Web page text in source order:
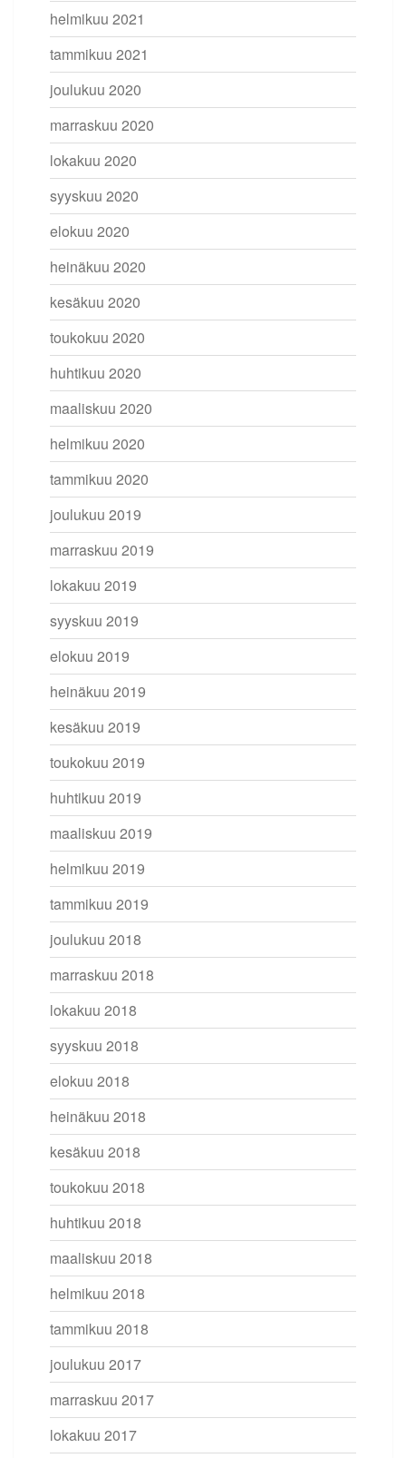
helmikuu 2021
tammikuu 2021
joulukuu 2020
marraskuu 2020
lokakuu 2020
syyskuu 2020
elokuu 2020
heinäkuu 2020
kesäkuu 2020
toukokuu 2020
huhtikuu 2020
maaliskuu 2020
helmikuu 2020
tammikuu 2020
joulukuu 2019
marraskuu 2019
lokakuu 2019
syyskuu 2019
elokuu 2019
heinäkuu 2019
kesäkuu 2019
toukokuu 2019
huhtikuu 2019
maaliskuu 2019
helmikuu 2019
tammikuu 2019
joulukuu 2018
marraskuu 2018
lokakuu 2018
syyskuu 2018
elokuu 2018
heinäkuu 2018
kesäkuu 2018
toukokuu 2018
huhtikuu 2018
maaliskuu 2018
helmikuu 2018
tammikuu 2018
joulukuu 2017
marraskuu 2017
lokakuu 2017